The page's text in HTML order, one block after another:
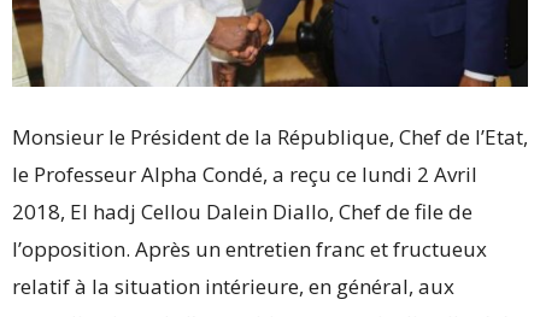
Monsieur le Président de la République, Chef de l’Etat,
le Professeur Alpha Condé, a reçu ce lundi 2 Avril
2018, El hadj Cellou Dalein Diallo, Chef de file de
l’opposition. Après un entretien franc et fructueux
relatif à la situation intérieure, en général, aux